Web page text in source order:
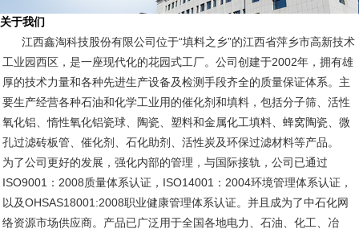
关于我们
江西鑫淘科技股份有限公司位于“填料之乡”的江西省萍乡市高新技术
工业园西区，是一座现代化的花园式工厂。公司创建于2002年，拥有雄
厚的技术力量和各种先进生产设备及检测手段齐全的质量保证体系。主
要生产经营各种石油和化学工业用的催化剂和填料，包括分子筛、活性
氧化铝、惰性氧化铝瓷球、陶瓷、塑料和金属化工填料、蜂窝陶瓷、微
孔过滤砖板管、催化剂、石化助剂、活性炭及环保过滤材料等产品。
为了公司更好的发展，强化内部的管理，与国际接轨，公司已通过
ISO9001：2008质量体系认证，ISO14001：2004环境管理体系认证，
以及OHSAS18001:2008职业健康管理体系认证。并且成为了中石化网
络资源市场供应商。产品已广泛用于全国各地电力、石油、化工、冶